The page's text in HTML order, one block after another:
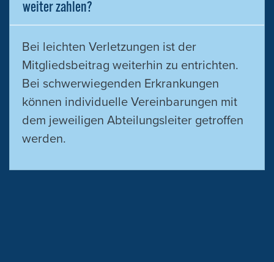
weiter zahlen?
Bei leichten Verletzungen ist der
Mitgliedsbeitrag weiterhin zu entrichten.
Bei schwerwiegenden Erkrankungen
können individuelle Vereinbarungen mit
dem jeweiligen Abteilungsleiter getroffen
werden.